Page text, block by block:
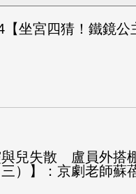
【坐宮四猜！鐵鏡
與兒失散 盧員外搭
）】：京劇老師蘇